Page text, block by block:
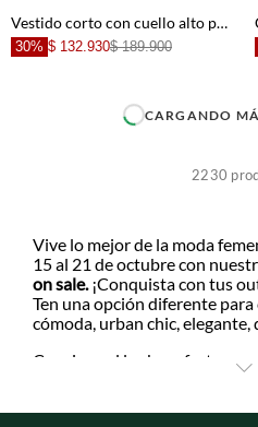
+
+
Vestido corto con cuello alto para mujer
30% $ 132.930$ 189.900
CARGANDO
2230
Vive lo mejor de la moda
15 al 21 de octubre con
on sale.¡Conquista con tus
Ten una opción diferente
cómoda, urban chic,
Consigue el look perfecto para
descuentos Sale on sale mujer
y mucho más. Transforma tu